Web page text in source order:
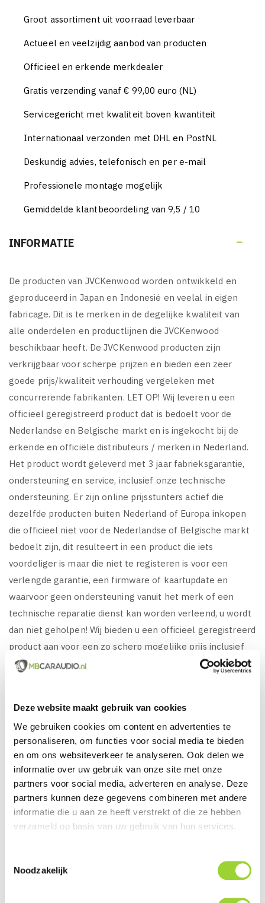
Deze website maakt gebruik van cookies
We gebruiken cookies om content en advertenties te
personaliseren, om functies voor social media te bieden
en om ons websiteverkeer te analyseren. Ook delen we
informatie over uw gebruik van onze site met onze
partners voor social media, adverteren en analyse. Deze
partners kunnen deze gegevens combineren met andere
informatie die u aan ze heeft verstrekt of die ze hebben
verzameld op basis van uw gebruik van hun services.
Noodzakelijk
Groot assortiment uit voorraad leverbaar
Actueel en veelzijdig aanbod van producten
Officieel en erkende merkdealer
Gratis verzending vanaf € 99,00 euro (NL)
Servicegericht met kwaliteit boven kwantiteit
Internationaal verzonden met DHL en PostNL
Deskundig advies, telefonisch en per e-mail
Professionele montage mogelijk
Gemiddelde klantbeoordeling van 9,5 / 10
INFORMATIE 
De producten van JVCKenwood worden ontwikkeld en
geproduceerd in Japan en Indonesië en veelal in eigen
fabricage. Dit is te merken in de degelijke kwaliteit van
alle onderdelen en productlijnen die JVCKenwood
beschikbaar heeft. De JVCKenwood producten zijn
verkrijgbaar voor scherpe prijzen en bieden een zeer
goede prijs/kwaliteit verhouding vergeleken met
concurrerende fabrikanten. LET OP! Wij leveren u een
officieel geregistreerd product dat is bedoelt voor de
Nederlandse en Belgische markt en is ingekocht bij de
erkende en officiële distributeurs / merken in Nederland.
Het product wordt geleverd met 3 jaar fabrieksgarantie,
ondersteuning en service, inclusief onze technische
ondersteuning. Er zijn online prijsstunters actief die
dezelfde producten buiten Nederland of Europa inkopen
die officieel niet voor de Nederlandse of Belgische markt
bedoelt zijn, dit resulteert in een product die iets
voordeliger is maar die niet te registeren is voor een
verlengde garantie, een firmware of kaartupdate en
waarvoor geen ondersteuning vanuit het merk of een
technische reparatie dienst kan worden verleend, u wordt
dan niet geholpen! Wij bieden u een officieel geregistreerd
product aan voor een zo scherp mogelijke prijs inclusief
onze services en ondersteuning en kunnen het product of
KENMERKEN VAN KENWOOD
DMX7525DABS:
Kenwood DMX7525DABS, Hoogwaardige Kwaliteit 7"
Inch 2DIN Multimedia systeem, met een Short Body
behuizing van slechts 8,5 CM!
camera aansluiting